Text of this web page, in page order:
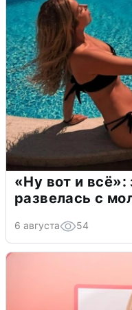
«Ну вот и
развелась с
6 августа 54